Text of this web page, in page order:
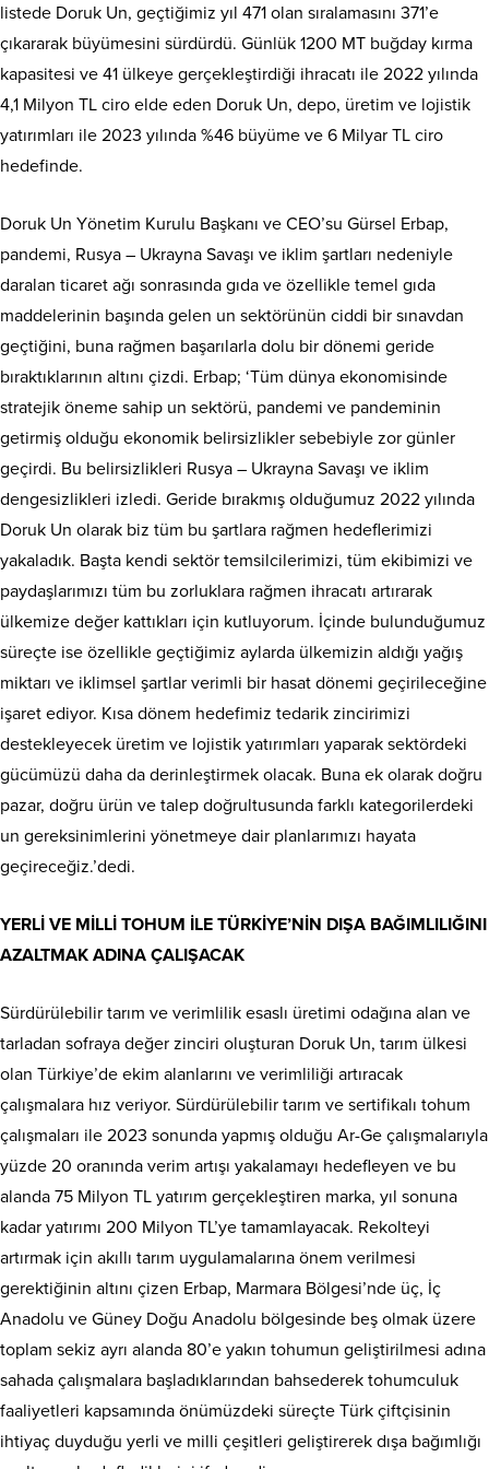
listede Doruk Un, geçtiğimiz yıl 471 olan sıralamasını 371’e
çıkararak büyümesini sürdürdü. Günlük 1200 MT buğday kırma
kapasitesi ve 41 ülkeye gerçekleştirdiği ihracatı ile 2022 yılında
4,1 Milyon TL ciro elde eden Doruk Un, depo, üretim ve lojistik
yatırımları ile 2023 yılında %46 büyüme ve 6 Milyar TL ciro
hedefinde.
Doruk Un Yönetim Kurulu Başkanı ve CEO’su Gürsel Erbap,
pandemi, Rusya – Ukrayna Savaşı ve iklim şartları nedeniyle
daralan ticaret ağı sonrasında gıda ve özellikle temel gıda
maddelerinin başında gelen un sektörünün ciddi bir sınavdan
geçtiğini, buna rağmen başarılarla dolu bir dönemi geride
bıraktıklarının altını çizdi. Erbap; ‘Tüm dünya ekonomisinde
stratejik öneme sahip un sektörü, pandemi ve pandeminin
getirmiş olduğu ekonomik belirsizlikler sebebiyle zor günler
geçirdi. Bu belirsizlikleri Rusya – Ukrayna Savaşı ve iklim
dengesizlikleri izledi. Geride bırakmış olduğumuz 2022 yılında
Doruk Un olarak biz tüm bu şartlara rağmen hedeflerimizi
yakaladık. Başta kendi sektör temsilcilerimizi, tüm ekibimizi ve
paydaşlarımızı tüm bu zorluklara rağmen ihracatı artırarak
ülkemize değer kattıkları için kutluyorum. İçinde bulunduğumuz
süreçte ise özellikle geçtiğimiz aylarda ülkemizin aldığı yağış
miktarı ve iklimsel şartlar verimli bir hasat dönemi geçirileceğine
işaret ediyor. Kısa dönem hedefimiz tedarik zincirimizi
destekleyecek üretim ve lojistik yatırımları yaparak sektördeki
gücümüzü daha da derinleştirmek olacak. Buna ek olarak doğru
pazar, doğru ürün ve talep doğrultusunda farklı kategorilerdeki
un gereksinimlerini yönetmeye dair planlarımızı hayata
geçireceğiz.’dedi.
YERLİ VE MİLLİ TOHUM İLE TÜRKİYE’NİN DIŞA BAĞIMLILIĞINI
AZALTMAK ADINA ÇALIŞACAK
Sürdürülebilir tarım ve verimlilik esaslı üretimi odağına alan ve
tarladan sofraya değer zinciri oluşturan Doruk Un, tarım ülkesi
olan Türkiye’de ekim alanlarını ve verimliliği artıracak
çalışmalara hız veriyor. Sürdürülebilir tarım ve sertifikalı tohum
çalışmaları ile 2023 sonunda yapmış olduğu Ar-Ge çalışmalarıyla
yüzde 20 oranında verim artışı yakalamayı hedefleyen ve bu
alanda 75 Milyon TL yatırım gerçekleştiren marka, yıl sonuna
kadar yatırımı 200 Milyon TL’ye tamamlayacak. Rekolteyi
artırmak için akıllı tarım uygulamalarına önem verilmesi
gerektiğinin altını çizen Erbap, Marmara Bölgesi’nde üç, İç
Anadolu ve Güney Doğu Anadolu bölgesinde beş olmak üzere
toplam sekiz ayrı alanda 80’e yakın tohumun geliştirilmesi adına
sahada çalışmalara başladıklarından bahsederek tohumculuk
faaliyetleri kapsamında önümüzdeki süreçte Türk çiftçisinin
ihtiyaç duyduğu yerli ve milli çeşitleri geliştirerek dışa bağımlığı